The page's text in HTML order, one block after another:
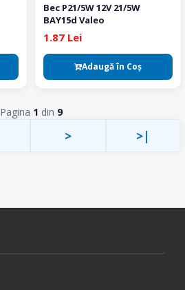
Bec P21/5W 12V 21/5W
BAY15d Valeo
1.87 Lei
Adaugă în Coş
Pagina 1 din 9
> >|